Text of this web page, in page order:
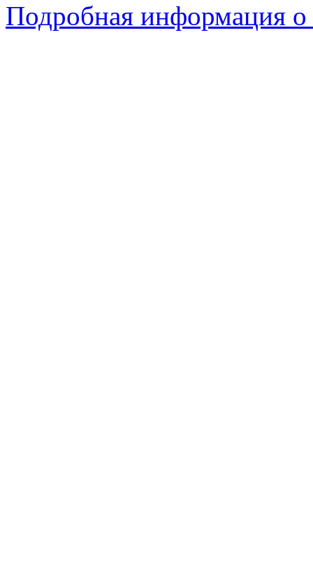
Подробная информация